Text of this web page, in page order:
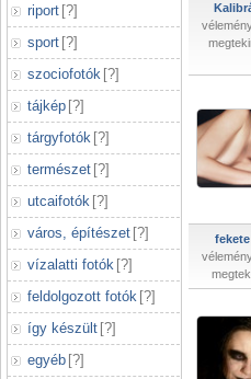
riport [?]
sport [?]
szociofotók [?]
tájkép [?]
tárgyfotók [?]
természet [?]
utcaifotók [?]
város, építészet [?]
vízalatti fotók [?]
feldolgozott fotók [?]
így készült [?]
egyéb [?]